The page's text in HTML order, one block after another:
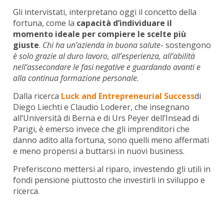
Gli intervistati, interpretano oggi il concetto della
fortuna, come la capacità d’individuare il
momento ideale per compiere le scelte più
giuste. Chi ha un’azienda in buona salute- sostengono
è solo grazie al duro lavoro, all’esperienza, all’abilità
nell’assecondare le fasi negative e guardando avanti e
alla continua formazione personale.
Dalla ricerca Luck and Entrepreneurial Successdi
Diego Liechti e Claudio Loderer, che insegnano
all’Università di Berna e di Urs Peyer dell’Insead di
Parigi, è emerso invece che gli imprenditori che
danno adito alla fortuna, sono quelli meno affermati
e meno propensi a buttarsi in nuovi business.
Preferiscono mettersi al riparo, investendo gli utili in
fondi pensione piuttosto che investirli in sviluppo e
ricerca.